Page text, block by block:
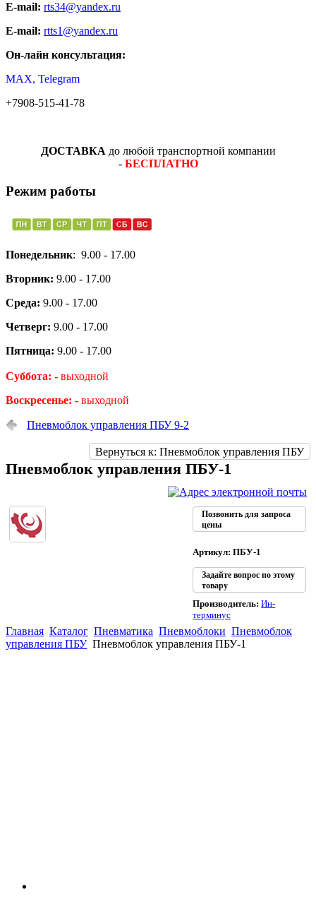
E-mail: rts34@yandex.ru
E-mail: rtts1@yandex.ru
Он-лайн консультация:
MAX, Telegram
+7908-515-41-78
ДОСТАВКА до любой транспортной компании
- БЕСПЛАТНО
Режим работы
Понедельник: 9.00 - 17.00
Вторник: 9.00 - 17.00
Среда: 9.00 - 17.00
Четверг: 9.00 - 17.00
Пятница: 9.00 - 17.00
Суббота: - выходной
Воскресенье: - выходной
Пневмоблок управления ПБУ 9-2
Вернуться к: Пневмоблок управления ПБУ
Пневмоблок управления ПБУ-1
Позвонить для запроса
цены
Артикул: ПБУ-1
Задайте вопрос по этому
товару
Производитель:Ин-
терминус
Главная Каталог Пневматика Пневмоблоки Пневмоблок
управления ПБУ Пневмоблок управления ПБУ-1